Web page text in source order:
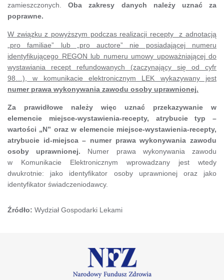
zamieszczonych.Oba zakresy danych należy uznać za
poprawne.
W związku z powyższym podczas realizacji recepty z adnotacją
„pro familiae” lub „pro auctore” nie posiadającej numeru
identyfikującego REGON lub numeru umowy upoważniającej do
wystawiania recept refundowanych (zaczynający się od cyfr
98…), w komunikacie elektronicznym LEK wykazywany jest
numer prawa wykonywania zawodu osoby uprawnionej.
Za prawidłowe należy więc uznać przekazywanie w
elemencie miejsce-wystawienia-recepty, atrybucie typ –
wartości „N” oraz w elemencie miejsce-wystawienia-recepty,
atrybucie id-miejsca – numer prawa wykonywania zawodu
osoby uprawnionej. Numer prawa wykonywania zawodu
w Komunikacie Elektronicznym wprowadzany jest wtedy
dwukrotnie: jako identyfikator osoby uprawnionej oraz jako
identyfikator świadczeniodawcy.
Źródło: Wydział Gospodarki Lekami